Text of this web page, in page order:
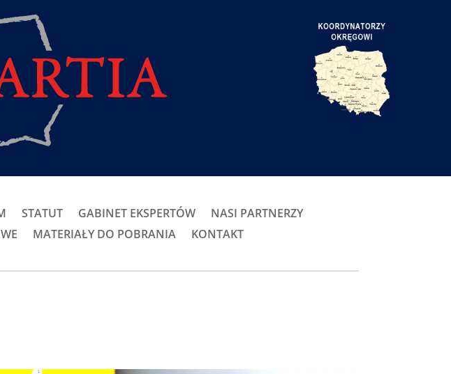
STATUT GABINET EKSPERTÓW
NASI PARTNERZY
MATERIAŁY DO POBRANIA KONTAKT